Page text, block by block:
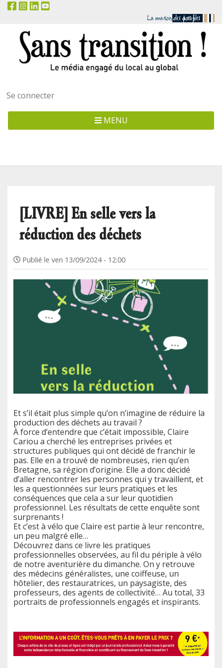
Menu
utilisateur
Se connecter
MENU
[LIVRE] En selle vers la
réduction des déchets
Publié le ven 13/09/2024 - 12:00
Et s’il était plus simple qu’on n’imagine de réduire la
production des déchets au travail ?
À force d’entendre que c’était impossible, Claire
Cariou a cherché les entreprises privées et
structures publiques qui ont décidé de franchir le
pas. Elle en a trouvé de nombreuses, rien qu’en
Bretagne, sa région d’origine. Elle a donc décidé
d’aller rencontrer les personnes qui y travaillent, et
les a questionnées sur leurs pratiques et les
conséquences que cela a sur leur quotidien
professionnel. Les résultats de cette enquête sont
surprenants !
Et c’est à vélo que Claire est partie à leur rencontre,
un peu malgré elle…
Découvrez dans ce livre les pratiques
professionnelles observées, au fil du périple à vélo
de notre aventurière du dimanche. On y retrouve
des médecins généralistes, une coiffeuse, un
hôtelier, des restauratrices, un paysagiste, des
professeurs, des agents de collectivité… Au total, 33
portraits de professionnels engagés et inspirants.